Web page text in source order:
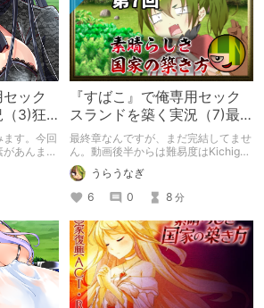
セック
（3)狂
ます。今回
あんまり
ました。
『すばこ』で俺専用セック
スランドを築く実況（7)最
終章編
最終章なんですが、まだ完結してませ
ん。動画後半からは難易度はKichigai
に上げてます。ちなみに娼館禁止プレ
イです。うらうなぎ
6
0 8 分